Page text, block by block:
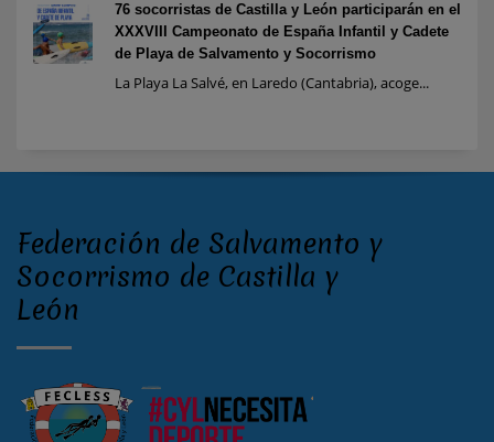
76 socorristas de Castilla y León participarán en el
XXXVIII Campeonato de España Infantil y Cadete
de Playa de Salvamento y Socorrismo
La Playa La Salvé, en Laredo (Cantabria), acoge...
Federación de Salvamento y
Socorrismo de Castilla y
León